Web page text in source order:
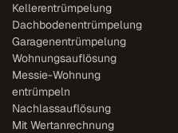
Kellerentrümpelung
Dachbodenentrümpelung
Garagenentrümpelung
Wohnungsauflösung
Messie-Wohnung
entrümpeln
Nachlassauflösung
Mit Wertanrechnung